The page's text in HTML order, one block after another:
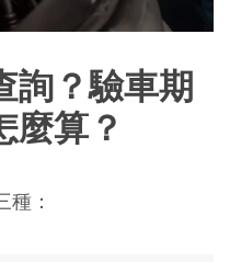
詢？驗車期
麼算？
：